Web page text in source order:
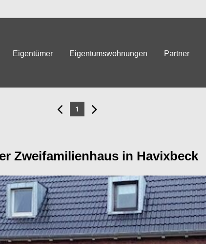
Eigentümer Eigentumswohnungen Partner
1
Zweifamilienhaus in Havixbeck